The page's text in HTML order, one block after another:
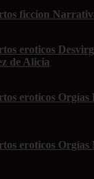
ficcion
eroticos
de Alicia
eroticos Orgías
eroticos